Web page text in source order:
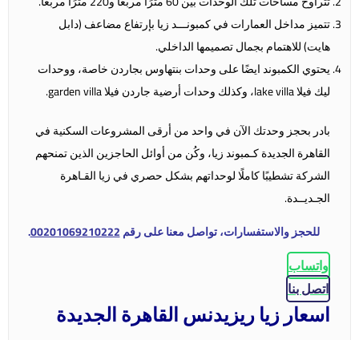
تتميز مداخل العمارات في كمبونـــد زيا بإرتفاع مضاعف (دابل
هايت) للاهتمام بجمال تصميمها الداخلي.
يحتوي الكمبوند ايضًا على وحدات بنتهاوس بجاردن خاصة، ووحدات
ليك فيلا lake villa، وكذلك وحدات أرضية جاردن فيلا garden villa.
بادر بحجز وحدتك الآن في واحد من أرقى المشروعات السكنية في
القاهرة الجديدة كـمبوند زيا، وكُن من أوائل الحاجزين الذين تمنحهم
الشركة تشطيبًا كاملًا لوحداتهم بشكل حصري في زيا القـاهرة
الجـديــدة.
للحجز والاستفسارات، تواصل معنا على رقم00201069210222
.
واتساب
اتصل بنا
اسعار زيا ريزيدنس القاهرة الجديدة